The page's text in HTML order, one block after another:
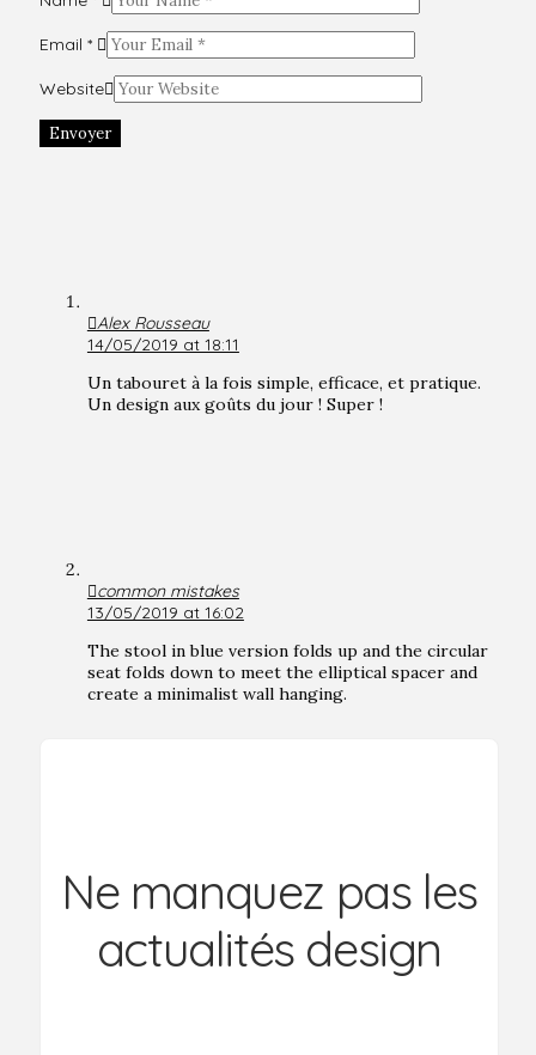
Email *
Website
Envoyer
Alex Rousseau
14/05/2019 at 18:11
Un tabouret à la fois simple, efficace, et pratique.
Un design aux goûts du jour ! Super !
common mistakes
13/05/2019 at 16:02
The stool in blue version folds up and the circular
seat folds down to meet the elliptical spacer and
create a minimalist wall hanging.
Ne manquez pas les
actualités design